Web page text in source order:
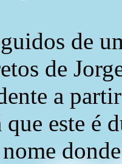
de
de
a
este é